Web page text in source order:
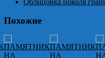
Похожие